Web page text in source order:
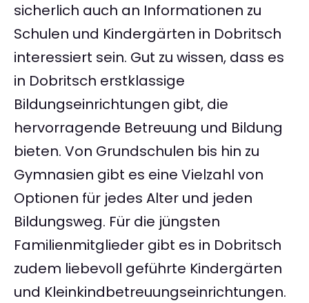
sicherlich auch an Informationen zu
Schulen und Kindergärten in Dobritsch
interessiert sein. Gut zu wissen, dass es
in Dobritsch erstklassige
Bildungseinrichtungen gibt, die
hervorragende Betreuung und Bildung
bieten. Von Grundschulen bis hin zu
Gymnasien gibt es eine Vielzahl von
Optionen für jedes Alter und jeden
Bildungsweg. Für die jüngsten
Familienmitglieder gibt es in Dobritsch
zudem liebevoll geführte Kindergärten
und Kleinkindbetreuungseinrichtungen.